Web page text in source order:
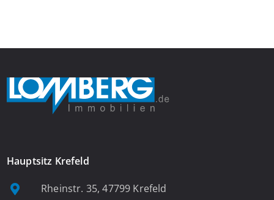
Hauptsitz Krefeld
Rheinstr. 35, 47799 Krefeld